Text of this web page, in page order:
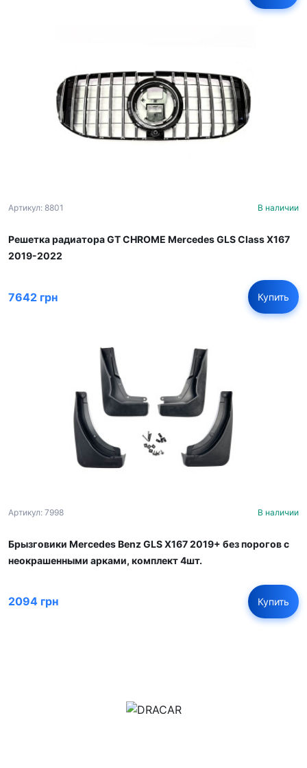
Артикул: 8801 В наличии
Решетка радиатора GT CHROME Mercedes GLS Class X167
2019-2022
7642 грн Купить
Артикул: 7998 В наличии
Брызговики Mercedes Benz GLS X167 2019+ без порогов с
неокрашенными арками, комплект 4шт.
2094 грн Купить